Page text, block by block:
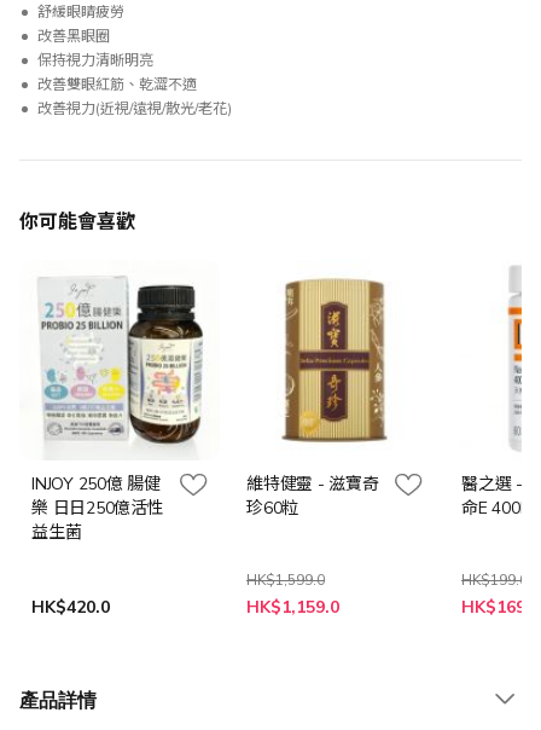
舒緩眼睛疲勞
改善黑眼圈
保持視力清晰明亮
改善雙眼紅筋、乾澀不適
改善視力(近視/遠視/散光/老花)
你可能會喜歡
INJOY 250億 腸健
樂 日日250億活性
益生菌
HK$420.0
維特健靈 - 滋寶奇
珍60粒
HK$1,599.0
特
HK$1,159.0
醫之選 -
命E 400IU
HK$199.0
特
HK$169.0
產品詳情